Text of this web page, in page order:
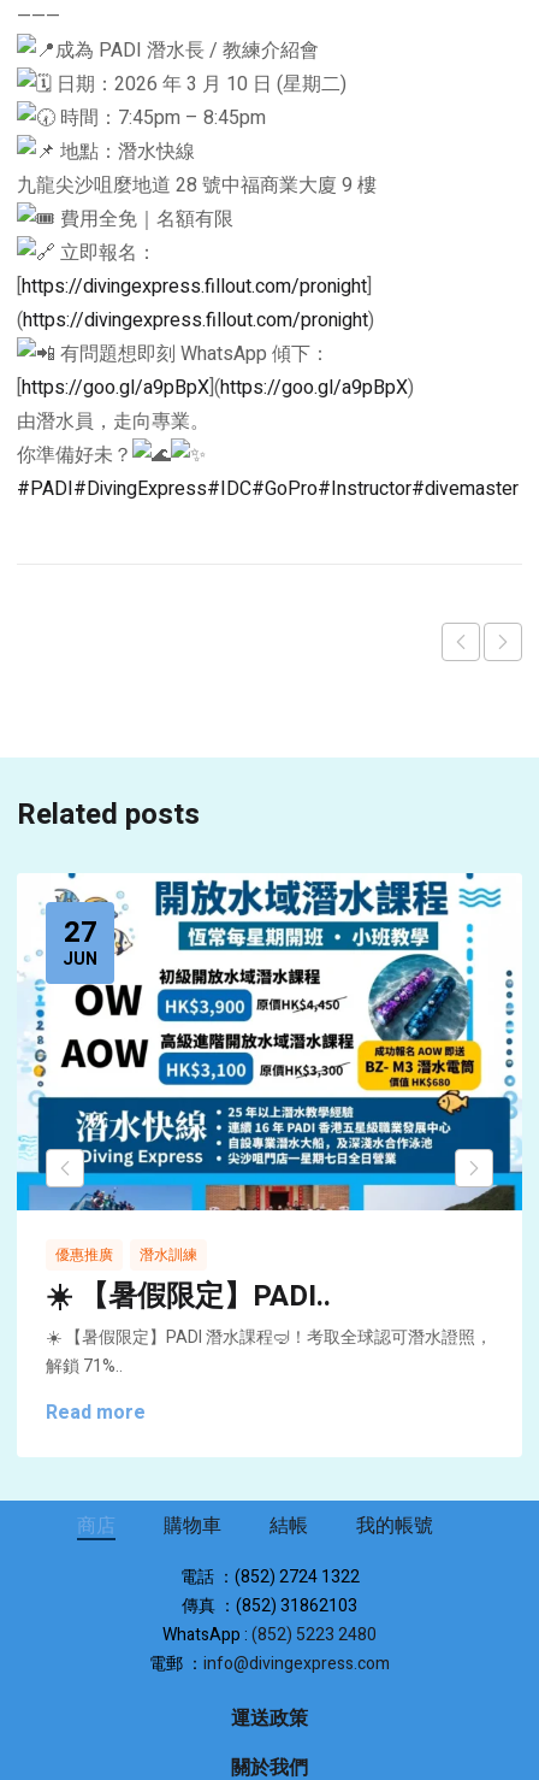
———
成為 PADI 潛水長 / 教練介紹會
日期：2026 年 3 月 10 日 (星期二)
時間：7:45pm – 8:45pm
地點：潛水快線
九龍尖沙咀麼地道 28 號中福商業大廈 9 樓
費用全免｜名額有限
立即報名：
[https://divingexpress.fillout.com/pronight]
(https://divingexpress.fillout.com/pronight)
有問題想即刻 WhatsApp 傾下：
[https://goo.gl/a9pBpX](https://goo.gl/a9pBpX)
由潛水員，走向專業。
你準備好未？
#PADI#DivingExpress#IDC#GoPro#Instructor#divemaster
Related posts
27
JUN
優惠推廣 潛水訓練
☀️ 【暑假限定】PADI..
☀️ 【暑假限定】PADI 潛水課程🤿！考取全球認可潛水證照，
解鎖 71%..
Read more
商店 購物車 結帳 我的帳號
電話 ：(852) 2724 1322
傳真 ：(852) 31862103
WhatsApp :(852) 5223 2480
電郵 ： info@divingexpress.com
運送政策
關於我們